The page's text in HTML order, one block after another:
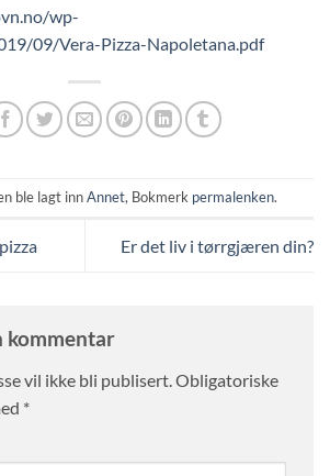
wp-
09/Vera-Pizza-Napoletana.pdf
ble lagt innAnnet, Bokmerk permalenken.
Er det liv i tørrgjæren din?
kommentar
vil ikke bli publisert. Obligatoriske
*